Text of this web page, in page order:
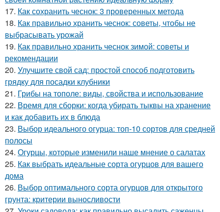
17. Как сохранить чеснок: 3 проверенных метода
18. Как правильно хранить чеснок: советы, чтобы не
выбрасывать урожай
19. Как правильно хранить чеснок зимой: советы и
рекомендации
20. Улучшите свой сад: простой способ подготовить
грядку для посадки клубники
21. Грибы на тополе: виды, свойства и использование
22. Время для сборки: когда убирать тыквы на хранение
и как добавить их в блюда
23. Выбор идеального огурца: топ-10 сортов для средней
полосы
24. Огурцы, которые изменили наше мнение о салатах
25. Как выбрать идеальные сорта огурцов для вашего
дома
26. Выбор оптимального сорта огурцов для открытого
грунта: критерии выносливости